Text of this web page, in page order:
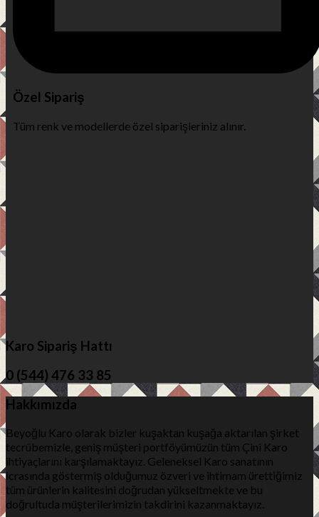
Özel Sipariş
Tüm renk ve modellerde özel siparişleriniz alınır.
Karo Sipariş Hattı
0 (544) 476 33 85
Hakkımızda
Beyoğlu Karo olarak bizler kuşaktan kuşağa aktarılan şirket
tecrübemizle, geniş müşteri portföyümüzün tüm Çini Karo
ihtiyaçlarını karşılamaktayız. Geleneksel Karo sanatının
icrasında göstermiş olduğumuz özveri ve ihtimam ürettiğimiz
tüm ürünlerin kalitesini doğrudan yükseltmekte ve bu
doğrultuda müşterilerimizin takdirini kazanmaktayız.